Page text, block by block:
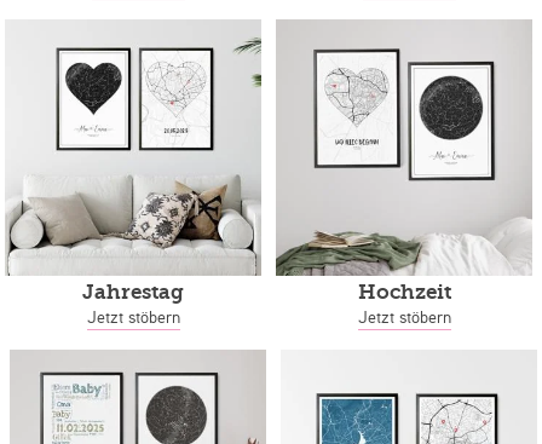
Jahrestag
Jetzt stöbern
Hochzeit
Jetzt stöbern